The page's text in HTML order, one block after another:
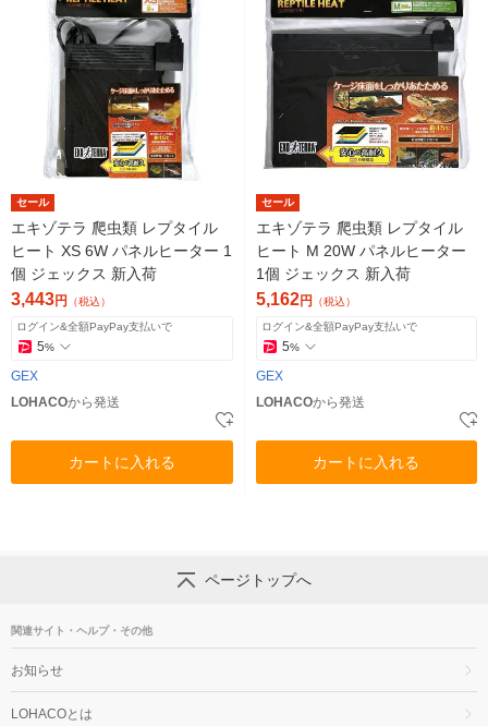
セール
エキゾテラ 爬虫類 レプタイル
ヒート XS 6W パネルヒーター 1
個 ジェックス 新入荷
3,443円 （税込）
ログイン&全額PayPay支払いで
5%
GEX
LOHACOから発送
カートに入れる
セール
エキゾテラ 爬虫類 レプタイル
ヒート M 20W パネルヒーター
1個 ジェックス 新入荷
5,162円 （税込）
ログイン&全額PayPay支払いで
5%
GEX
LOHACOから発送
カートに入れる
ページトップへ
関連サイト・ヘルプ・その他
お知らせ
LOHACOとは